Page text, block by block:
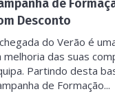
de
Desconto
do Verão é
melhoria das suas
Partindo desta
de Formação...